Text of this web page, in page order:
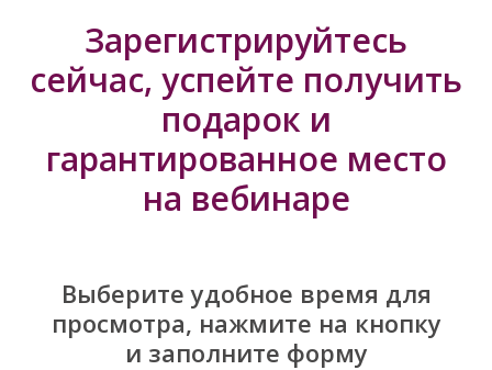
Зарегистрируйтесь
сейчас, успейте получить
подарок и
гарантированное место
на вебинаре
Выберите удобное время для
просмотра, нажмите на кнопку
и заполните форму
Этот вебинар для вас,
если:
Собака тянет поводок так,